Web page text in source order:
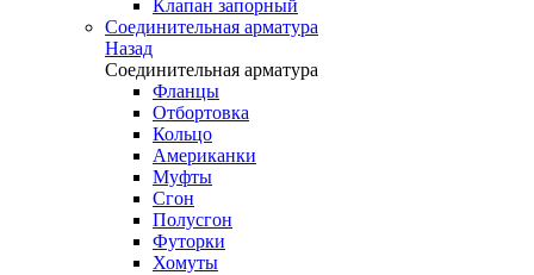
Клапан запорный
Соединительная арматура
Назад
Соединительная арматура
Фланцы
Отбортовка
Кольцо
Американки
Муфты
Сгон
Полусгон
Футорки
Хомуты